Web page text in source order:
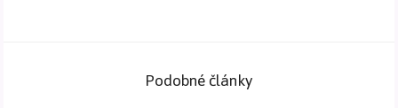
Podobné články